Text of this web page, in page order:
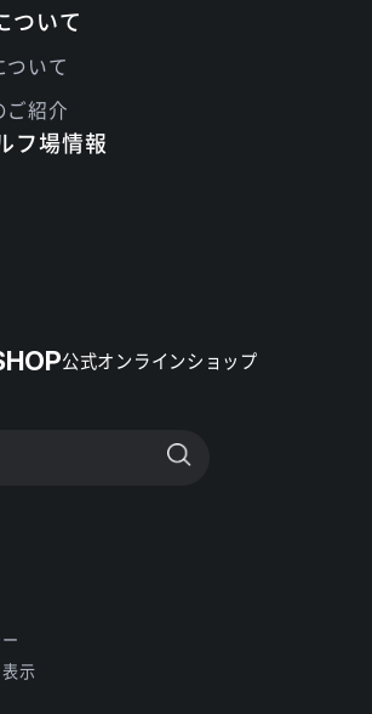
公式オンラインショップ
示
ついて
ついて
ご紹介
フ場情報